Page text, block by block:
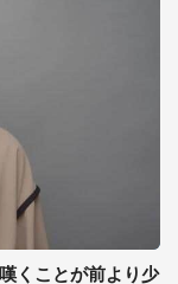
くことが前より少